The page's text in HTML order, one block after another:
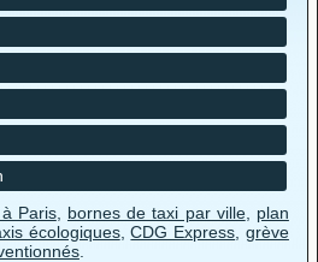
Paris, bornes de taxi par ville, plan
écologiques,CDG Express grève
.